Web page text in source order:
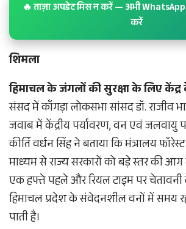
🔥 ताज़ा अपडेट मिस न करें — अभी
करें
शिमला
हिमाचल के जंगलों की सुरक्षा के लिए
संसद में काँगड़ा लोकसभा सांसद डॉ. राजीव
जवाब में केंद्रीय पर्यावरण, वन एवं जलवायु
कीर्ति वर्धन सिंह ने बताया कि मंत्रालय
माध्यम से राज्य सरकारों को बड़े स्तर की
एक हफ्ते पहले और रियल टाइम पर चेतावनी
हिमाचल प्रदेश के संवेदनशील वनों में समय
पाती है।